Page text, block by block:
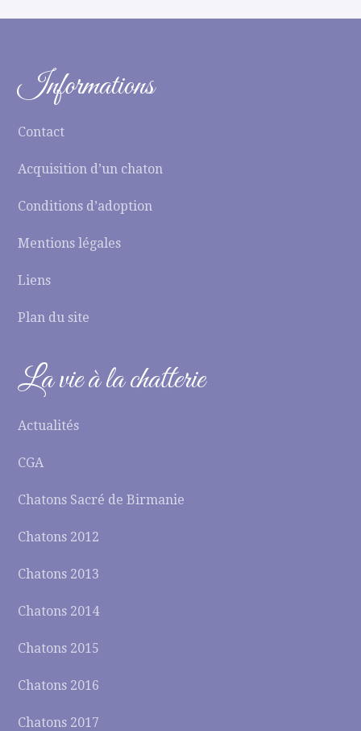
Informations
Contact
Acquisition d’un chaton
Conditions d’adoption
Mentions légales
Liens
Plan du site
La vie à la chatterie
Actualités
CGA
Chatons Sacré de Birmanie
Chatons 2012
Chatons 2013
Chatons 2014
Chatons 2015
Chatons 2016
Chatons 2017